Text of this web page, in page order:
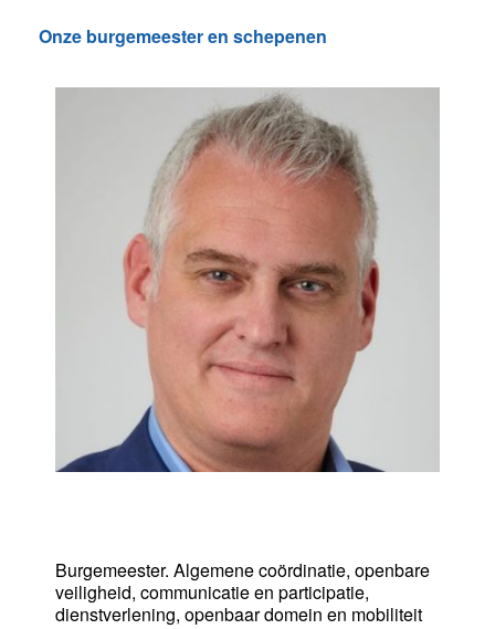
Onze burgemeester en schepenen
Burgemeester. Algemene coördinatie, openbare
veiligheid, communicatie en participatie,
dienstverlening, openbaar domein en mobiliteit